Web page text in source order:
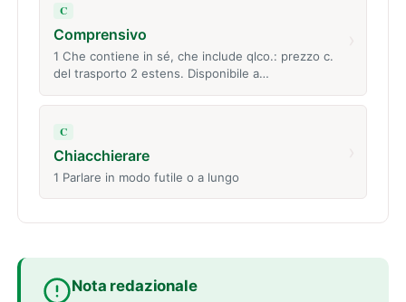
C
Comprensivo
1 Che contiene in sé, che include qlco.: prezzo c.
del trasporto 2 estens. Disponibile a…
C
Chiacchierare
1 Parlare in modo futile o a lungo
Nota redazionale